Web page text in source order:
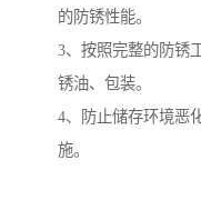
的防锈性能。
3、按照完整的防锈
锈油、包装。
4、防止储存环境恶
施。